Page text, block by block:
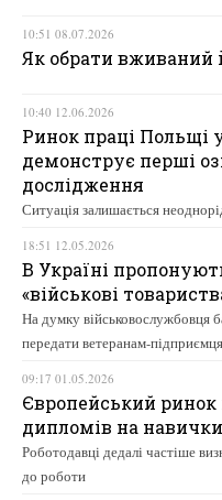
10:51 08.07.2026
Як обрати вживаний
10:40 12.06.2026
Ринок праці Польщі
демонструє перші
дослідження
Ситуація залишається
18:51 12.05.2026
В Україні
«військові
На думку військовослужбовця
передати ветеранам-
09:17 01.05.2026
Європейський ринок
дипломів на
Роботодавці дедалі частіше
до роботи